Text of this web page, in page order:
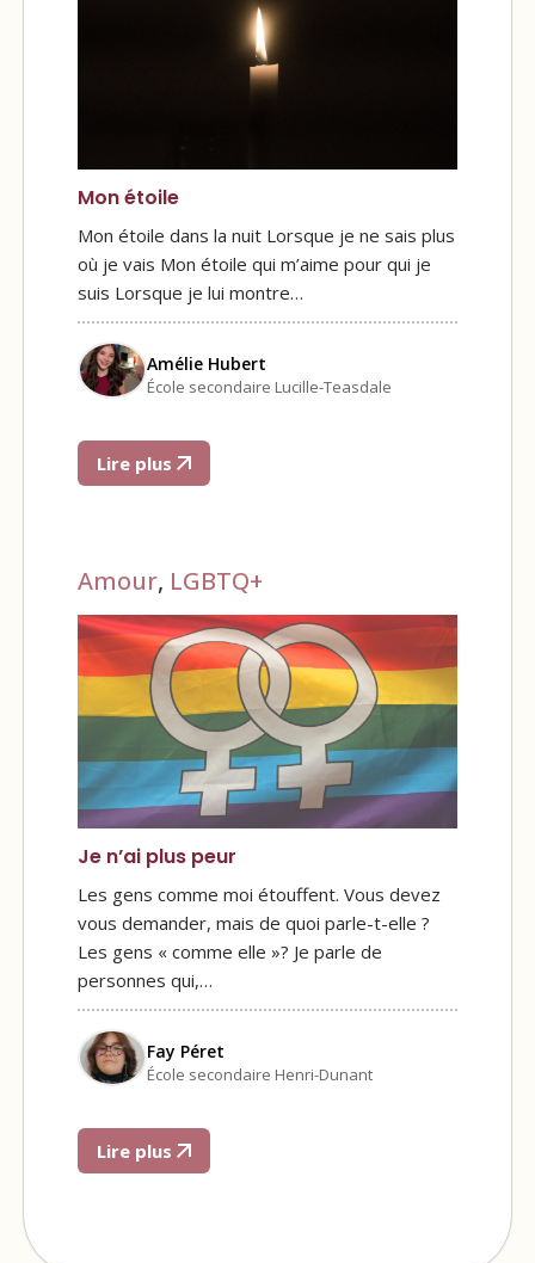
Mon étoile
Mon étoile dans la nuit Lorsque je ne sais plus
où je vais Mon étoile qui m’aime pour qui je
suis Lorsque je lui montre…
Amélie Hubert
École secondaire Lucille-Teasdale
Lire plus
Amour, LGBTQ+
Je n’ai plus peur
Les gens comme moi étouffent. Vous devez
vous demander, mais de quoi parle-t-elle ?
Les gens « comme elle »? Je parle de
personnes qui,…
Fay Péret
École secondaire Henri-Dunant
Lire plus